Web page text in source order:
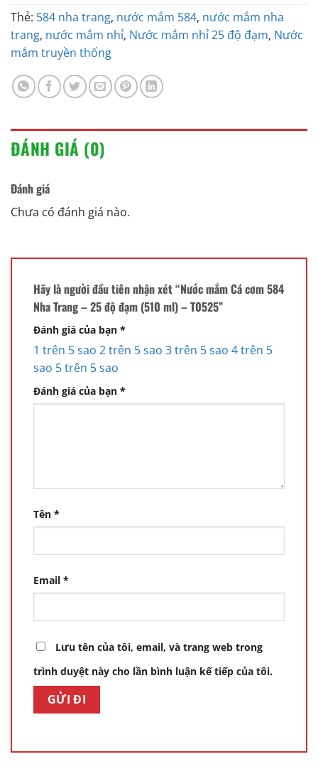
Thẻ: 584 nha trang, nước mắm 584, nước mắm nha
trang, nước mắm nhỉ, Nước mắm nhỉ 25 độ đạm, Nước
mắm truyền thống
ĐÁNH GIÁ (0)
Đánh giá
Chưa có đánh giá nào.
Hãy là người đầu tiên nhận xét “Nước mắm Cá cơm 584
Nha Trang – 25 độ đạm (510 ml) – T0525”
Đánh giá của bạn *
1 trên 5 sao 2 trên 5 sao 3 trên 5 sao 4 trên 5
sao 5 trên 5 sao
Đánh giá của bạn *
Tên *
Email *
Lưu tên của tôi, email, và trang web trong
trình duyệt này cho lần bình luận kế tiếp của tôi.